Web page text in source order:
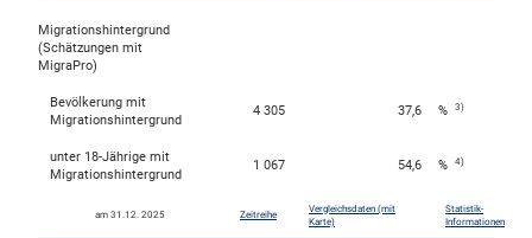
Migrationshintergrund
(Schätzungen mit
MigraPro)
Bevölkerung mit
Migrationshintergrund
4 305 37,6 % 3)
unter 18-Jährige mit
Migrationshintergrund
1 067 54,6 % 4)
am 31.12. 2025 Zeitreihe
Vergleichsdaten (mit
Karte)
Statistik-
Informationen